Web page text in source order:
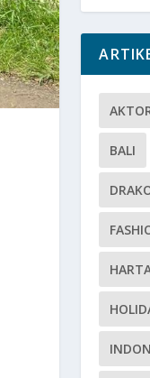
BALI